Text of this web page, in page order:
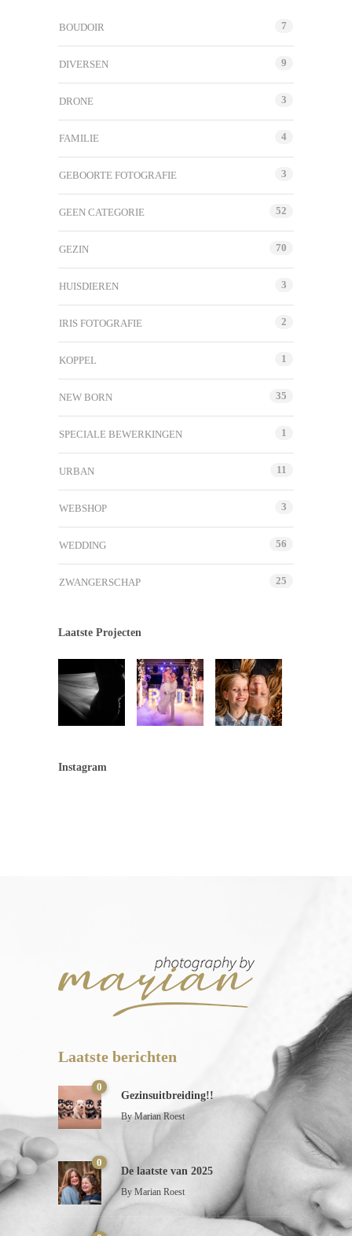
BOUDOIR 7
DIVERSEN 9
DRONE 3
FAMILIE 4
GEBOORTE FOTOGRAFIE 3
GEEN CATEGORIE 52
GEZIN 70
HUISDIEREN 3
IRIS FOTOGRAFIE 2
KOPPEL 1
NEW BORN 35
SPECIALE BEWERKINGEN 1
URBAN 11
WEBSHOP 3
WEDDING 56
ZWANGERSCHAP 25
Laatste Projecten
Instagram
Laatste berichten
0
Gezinsuitbreiding!!
ByMarian Roest
0
De laatste van 2025
By Marian Roest